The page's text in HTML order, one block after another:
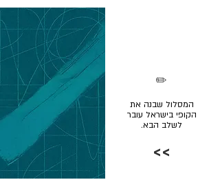
המסלול שבנה את
הקופי בישראל עובר
לשלב הבא.
✏️
>>